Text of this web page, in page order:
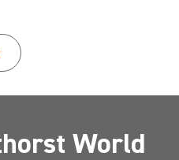
World